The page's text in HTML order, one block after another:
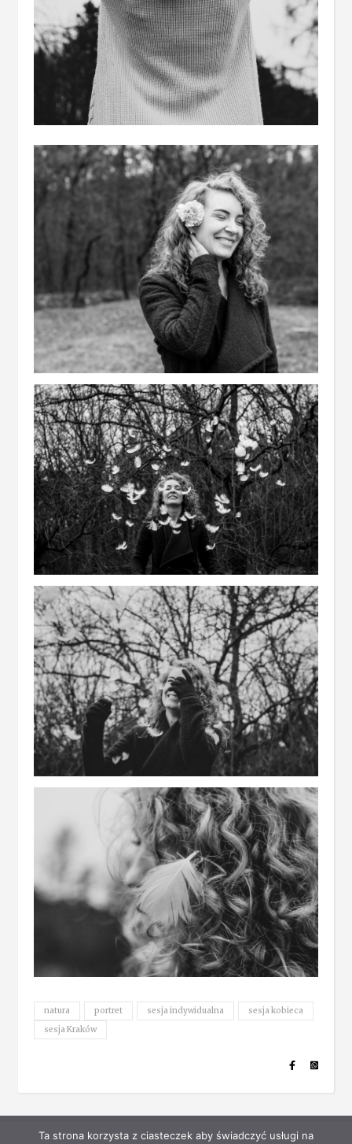
natura portret sesja indywidualna
sesja kobieca
sesja Kraków
Ta strona korzysta z ciasteczek aby świadczyć usługi na